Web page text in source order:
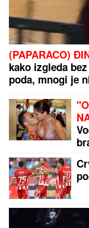
(PAPARACO)
kako izgleda
poda, mnogi je